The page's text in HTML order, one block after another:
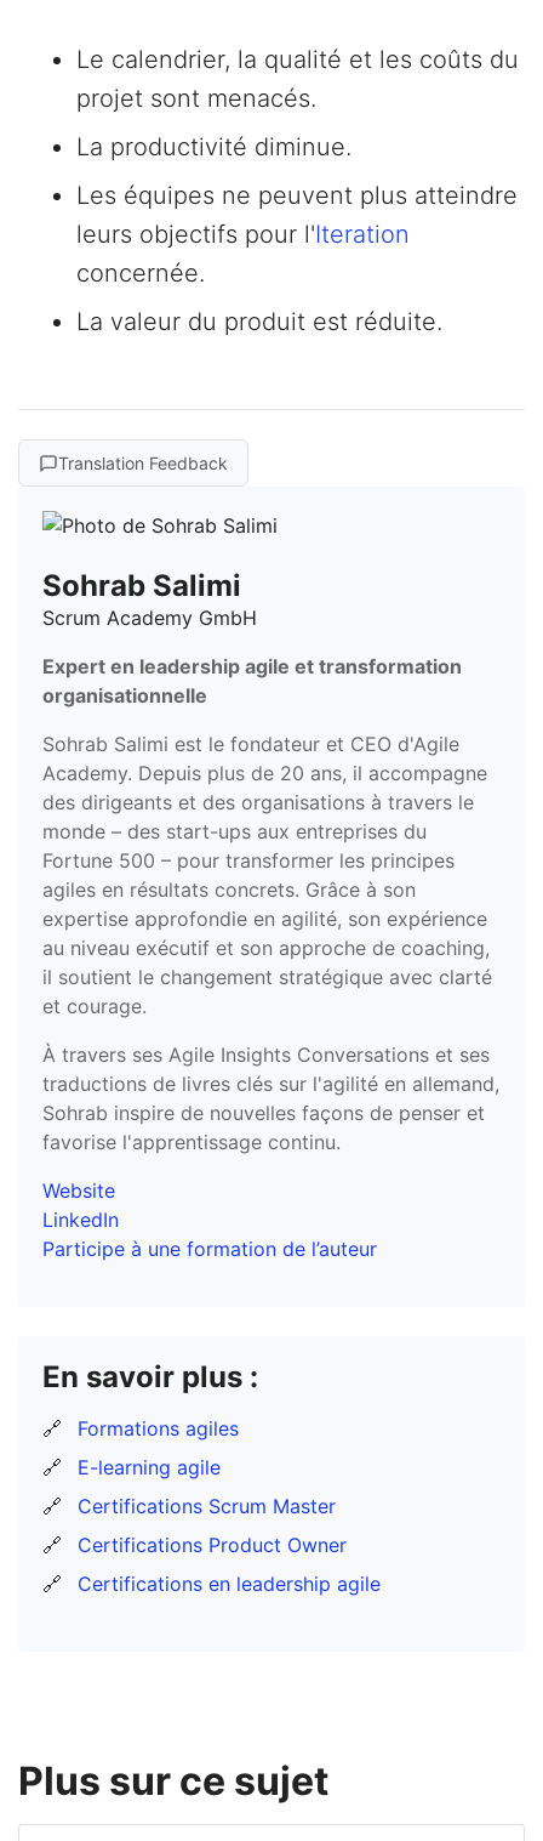
Le calendrier, la qualité et les coûts du
projet sont menacés.
La productivité diminue.
Les équipes ne peuvent plus atteindre
leurs objectifs pour l'Iteration
concernée.
La valeur du produit est réduite.
Translation Feedback
Sohrab Salimi
Scrum Academy GmbH
Expert en leadership agile et transformation
organisationnelle
Sohrab Salimi est le fondateur et CEO d'Agile
Academy. Depuis plus de 20 ans, il accompagne
des dirigeants et des organisations à travers le
monde – des start-ups aux entreprises du
Fortune 500 – pour transformer les principes
agiles en résultats concrets. Grâce à son
expertise approfondie en agilité, son expérience
au niveau exécutif et son approche de coaching,
il soutient le changement stratégique avec clarté
et courage.
À travers ses Agile Insights Conversations et ses
traductions de livres clés sur l'agilité en allemand,
Sohrab inspire de nouvelles façons de penser et
favorise l'apprentissage continu.
Website
LinkedIn
Participe à une formation de l’auteur
En savoir plus :
🔗
Formations agiles
🔗
E-learning agile
🔗
Certifications Scrum Master
🔗
Certifications Product Owner
🔗
Certifications en leadership agile
Plus sur ce sujet